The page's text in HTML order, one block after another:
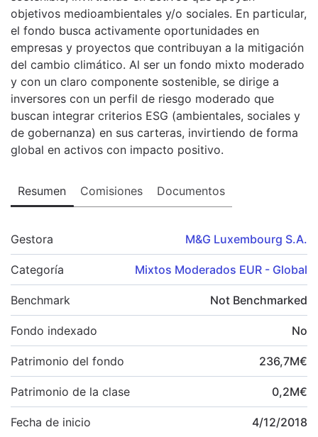
objetivos medioambientales y/o sociales. En particular,
el fondo busca activamente oportunidades en
empresas y proyectos que contribuyan a la mitigación
del cambio climático. Al ser un fondo mixto moderado
y con un claro componente sostenible, se dirige a
inversores con un perfil de riesgo moderado que
buscan integrar criterios ESG (ambientales, sociales y
de gobernanza) en sus carteras, invirtiendo de forma
global en activos con impacto positivo.
Resumen Comisiones Documentos
Gestora M&G Luxembourg S.A.
Categoría Mixtos Moderados EUR - Global
Benchmark Not Benchmarked
Fondo indexado No
Patrimonio del fondo 236,7M€
Patrimonio de la clase 0,2M€
Fecha de inicio 4/12/2018